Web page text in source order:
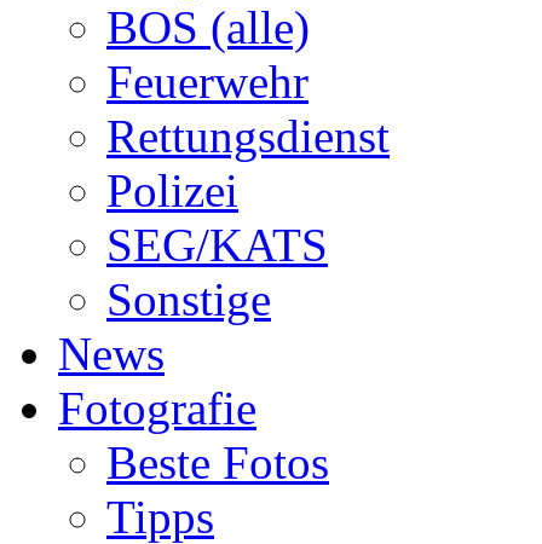
BOS (alle)
Feuerwehr
Rettungsdienst
Polizei
SEG/KATS
Sonstige
News
Fotografie
Beste Fotos
Tipps